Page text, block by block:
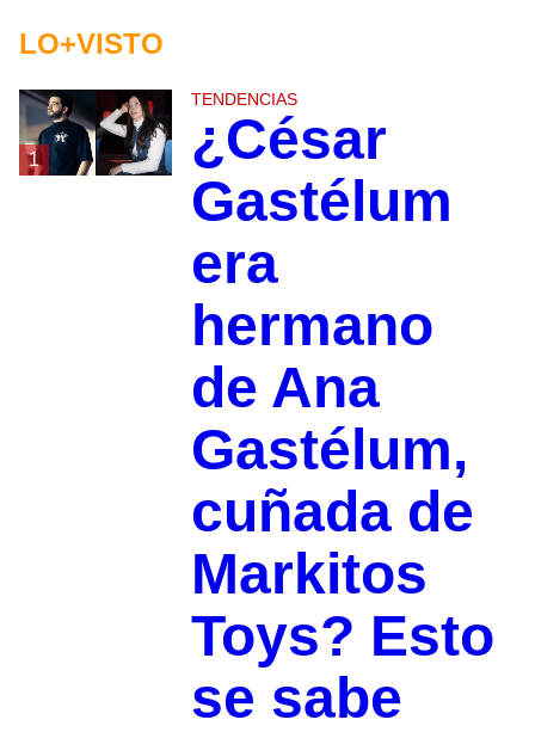
LO+VISTO
1
TENDENCIAS
¿César
Gastélum
era
hermano
de Ana
Gastélum,
cuñada de
Markitos
Toys? Esto
se sabe